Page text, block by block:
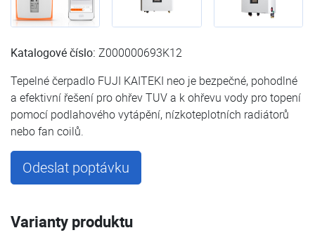
Katalogové číslo: Z000000693K12
Tepelné čerpadlo FUJI KAITEKI neo je bezpečné, pohodlné
a efektivní řešení pro ohřev TUV a k ohřevu vody pro topení
pomocí podlahového vytápění, nízkoteplotních radiátorů
nebo fan coilů.
Odeslat poptávku
Varianty produktu